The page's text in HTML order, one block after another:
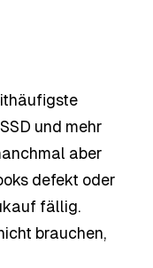
und mehr
aber
defekt oder
fällig.
brauchen,